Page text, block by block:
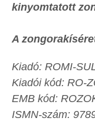
kinyomtatott
A
Kiadó: ROMI-
Kiadói kód: RO-
EMB kód:
ISMN-szám: